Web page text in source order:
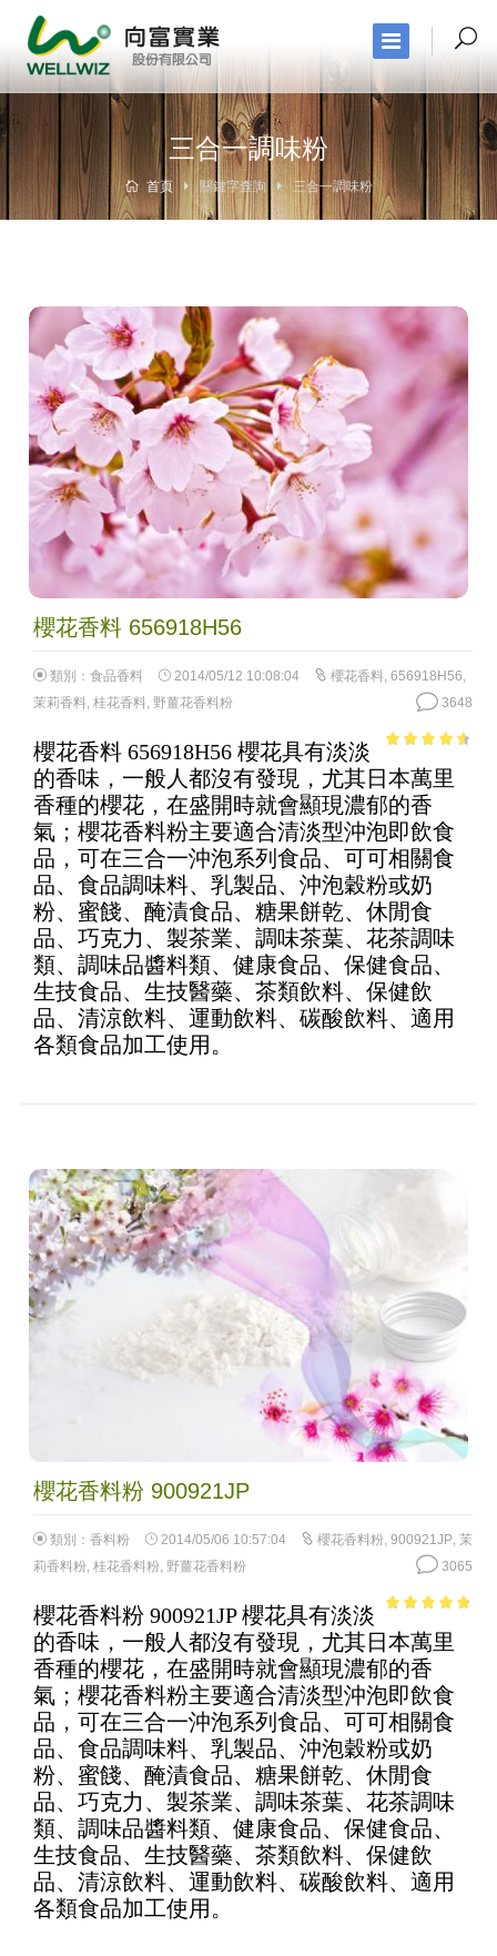
三合一調味粉
首頁 關鍵字查詢 三合一調味粉
櫻花香料 656918H56
類別： 食品香料 2014/05/12 10:08:04 櫻花香料, 656918H56,
茉莉香料, 桂花香料, 野薑花香料粉 3648
of 5
櫻花香料 656918H56 櫻花具有淡淡
的香味，一般人都沒有發現，尤其日本萬里
香種的櫻花，在盛開時就會顯現濃郁的香
氣；櫻花香料粉主要適合清淡型沖泡即飲食
品，可在三合一沖泡系列食品、可可相關食
品、食品調味料、乳製品、沖泡穀粉或奶
粉、蜜餞、醃漬食品、糖果餅乾、休閒食
品、巧克力、製茶業、調味茶葉、花茶調味
類、調味品醬料類、健康食品、保健食品、
生技食品、生技醫藥、茶類飲料、保健飲
品、清涼飲料、運動飲料、碳酸飲料、適用
各類食品加工使用。
櫻花香料粉 900921JP
類別： 香料粉 2014/05/06 10:57:04 櫻花香料粉, 900921JP, 茉
莉香料粉, 桂花香料粉, 野薑花香料粉 3065
5
櫻花香料粉 900921JP 櫻花具有淡淡
的香味，一般人都沒有發現，尤其日本萬里
香種的櫻花，在盛開時就會顯現濃郁的香
氣；櫻花香料粉主要適合清淡型沖泡即飲食
品，可在三合一沖泡系列食品、可可相關食
品、食品調味料、乳製品、沖泡穀粉或奶
粉、蜜餞、醃漬食品、糖果餅乾、休閒食
品、巧克力、製茶業、調味茶葉、花茶調味
類、調味品醬料類、健康食品、保健食品、
生技食品、生技醫藥、茶類飲料、保健飲
品、清涼飲料、運動飲料、碳酸飲料、適用
各類食品加工使用。